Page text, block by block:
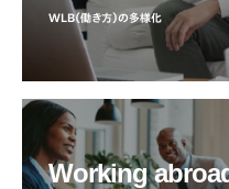
WLB（働き方）の多様化
Working